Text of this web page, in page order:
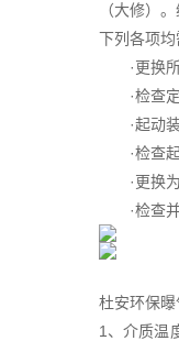
（大修）
下列各项
·更换所
·检查定
·起动装
·检查起
·更换为
·检查并
杜安环保
1、介质温